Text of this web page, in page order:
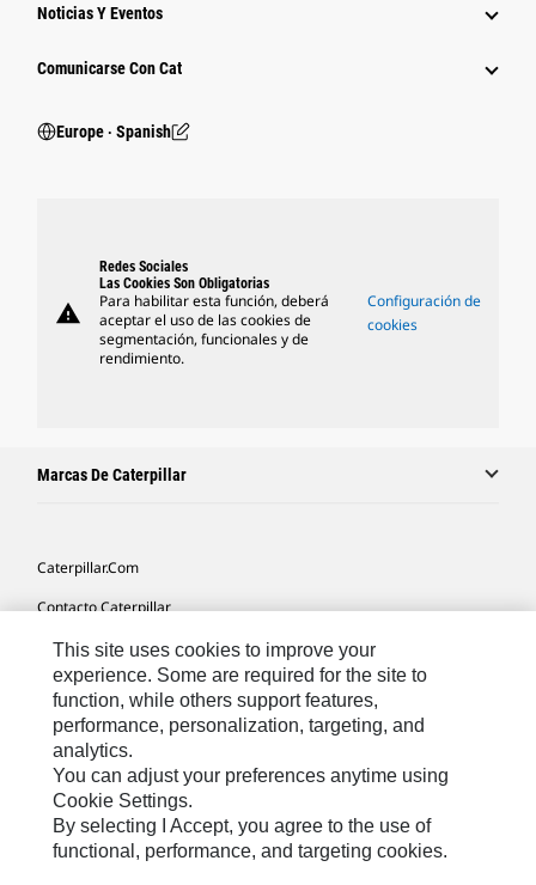
Noticias Y Eventos
Comunicarse Con Cat
Europe ‧ Spanish
warning
Redes Sociales
Las Cookies Son Obligatorias
Para habilitar esta función, deberá
aceptar el uso de las cookies de
segmentación, funcionales y de
rendimiento.
Configuración de
cookies
Marcas De Caterpillar
Caterpillar.com
Contacto Caterpillar
Mis Preferencias De Marketing
Mapa Del Sitio
Cookie Settings
Aviso Legal
Privacidad
This site uses cookies to improve your
experience. Some are required for the site to
function, while others support features,
performance, personalization, targeting, and
analytics.
You can adjust your preferences anytime using
Cookie Settings.
By selecting I Accept, you agree to the use of
functional, performance, and targeting cookies.